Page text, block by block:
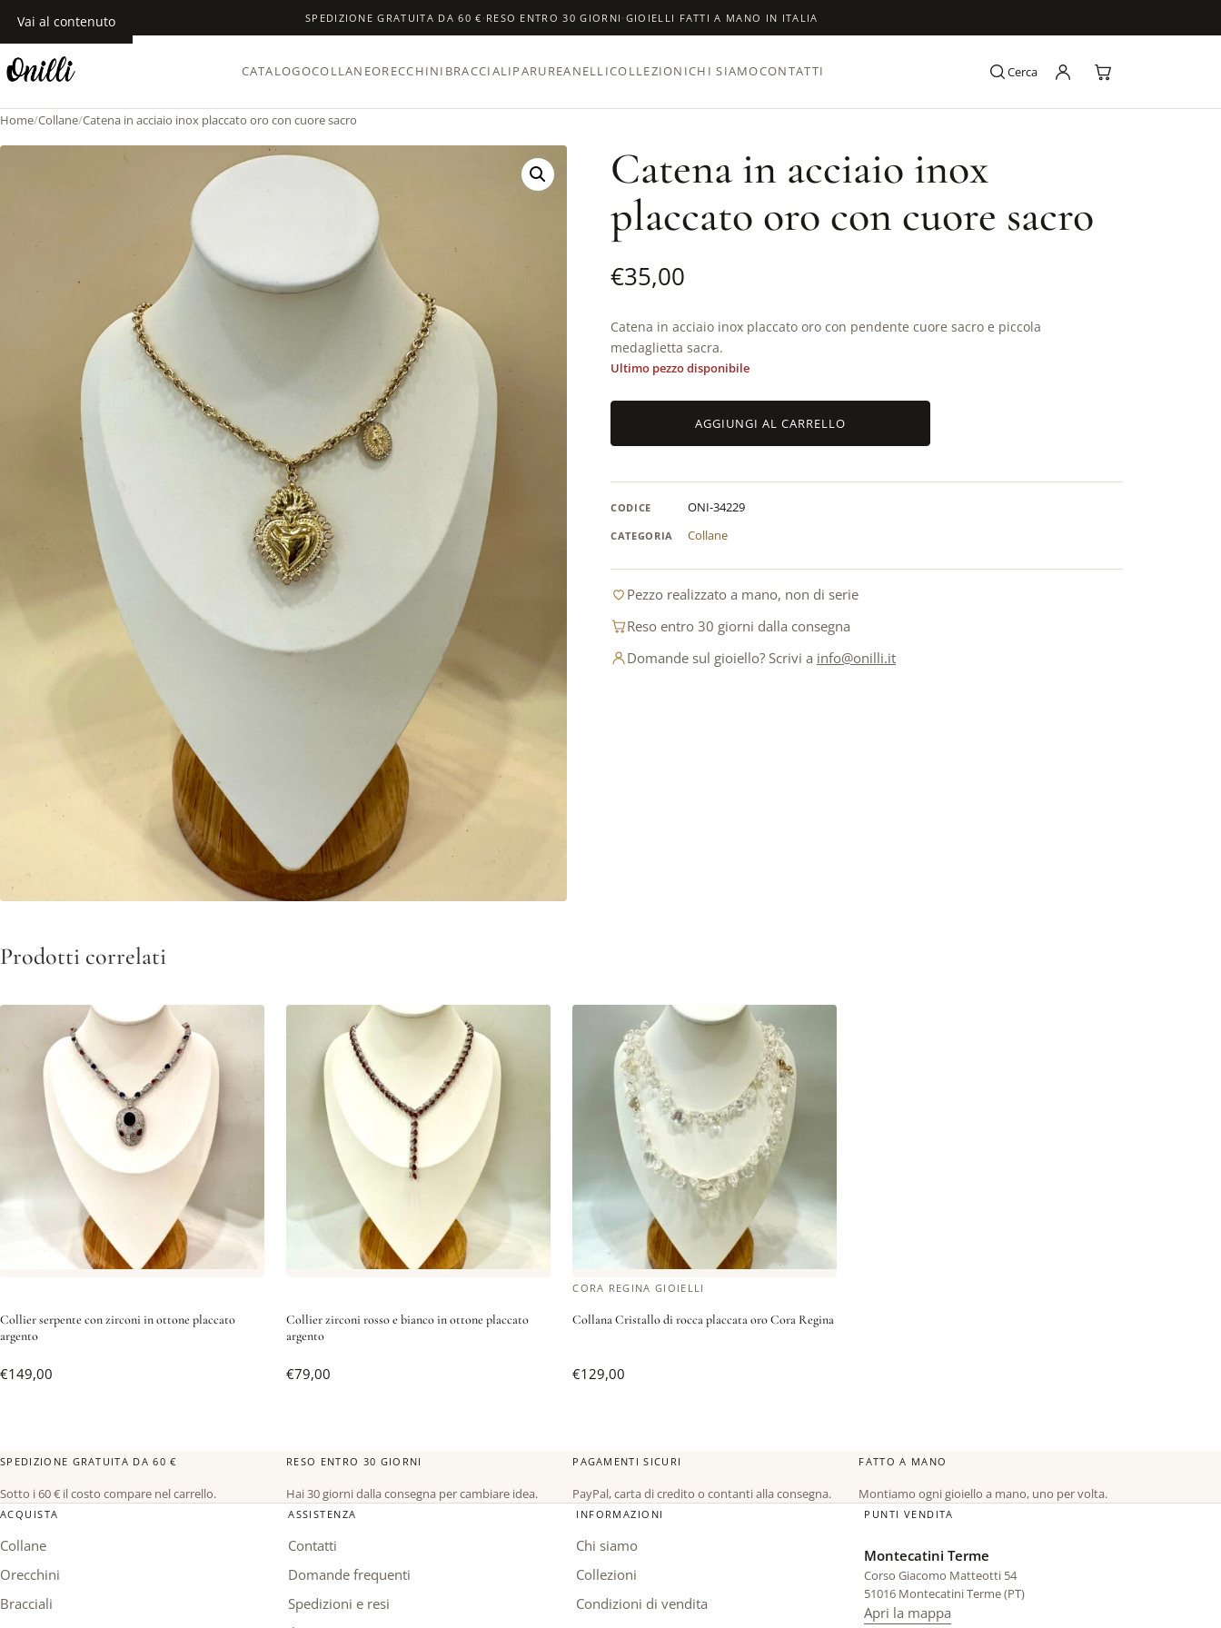
Vai al contenuto SPEDIZIONE GRATUITA DA 60 € · RESO ENTRO 30 GIORNI · GIOIELLI FATTI A MANO IN ITALIA
CATALOGOCOLLANEORECCHINI BRACCIALIPARUREANELLICOLLEZIONICHI SIAMOCONTATTI Cerca
Home/Collane/Catena in acciaio inox placcato oro con cuore sacro
Catena in acciaio inox
placcato oro con cuore sacro
€35,00
Catena in acciaio inox placcato oro con pendente cuore sacro e piccola
medaglietta sacra.
Ultimo pezzo disponibile
acciaio
oro
con
quantità
AGGIUNGI AL CARRELLO
CODICE ONI-34229
CATEGORIA Collane
Pezzo realizzato a mano, non di serie
Reso entro 30 giorni dalla consegna
Domande sul gioiello? Scrivi a info@onilli.it
Prodotti correlati
Collier serpente con zirconi in ottone placcato
argento
€149,00
Collier zirconi rosso e bianco in ottone placcato
argento
€79,00
CORA REGINA GIOIELLI
Collana Cristallo di rocca placcata oro Cora Regina
€129,00
SPEDIZIONE GRATUITA DA 60 €
Sotto i 60 € il costo compare nel carrello.
RESO ENTRO 30 GIORNI
Hai 30 giorni dalla consegna per cambiare idea.
PAGAMENTI SICURI
PayPal, carta di credito o contanti alla consegna.
FATTO A MANO
Montiamo ogni gioiello a mano, uno per volta.
ACQUISTA
Collane
Orecchini
Bracciali
ASSISTENZA
Contatti
Domande frequenti
Spedizioni e resi
INFORMAZIONI
Chi siamo
Collezioni
Condizioni di vendita
PUNTI VENDITA
Montecatini Terme
Corso Giacomo Matteotti 54
51016 Montecatini Terme (PT)
Apri la mappa